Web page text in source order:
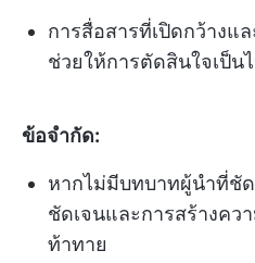
การสื่อสารที่เปิดกว้างแ
ช่วยให้การตัดสินใจเป็น
ข้อจำกัด:
หากไม่มีบทบาทผู้นำที่ชัด
ชัดเจนและการสร้างคว
ท้าทาย